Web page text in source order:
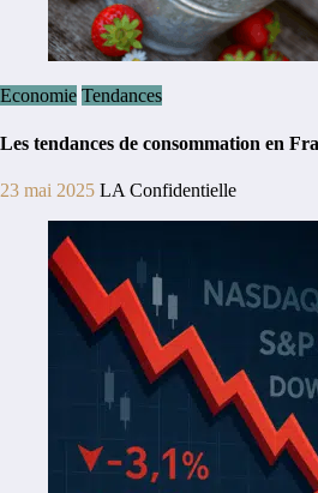
Economie Tendances
Les tendances de consommation en
23 mai 2025 LA Confidentielle